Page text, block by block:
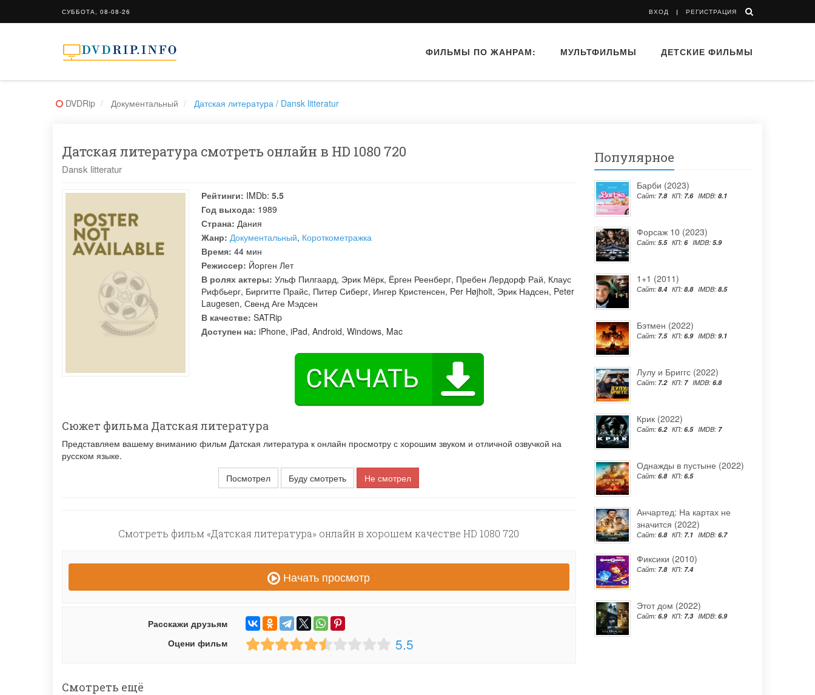
СУББОТА, 08-08-26 ВХОД РЕГИСТРАЦИЯ
ФИЛЬМЫ ПО ЖАНРАМ: МУЛЬТФИЛЬМЫ ДЕТСКИЕ ФИЛЬМЫ
DVDRip Документальный Датская литература / Dansk litteratur
Датская литература смотреть онлайн в HD 1080 720
Dansk litteratur
Рейтинги: IMDb: 5.5
Год выхода: 1989
Страна: Дания
Жанр: Документальный, Короткометражка
Время: 44 мин
Режиссер: Йорген Лет
В ролях актеры: Ульф Пилгаард, Эрик Мёрк, Ёрген Реенберг, Пребен Лердорф Рай, Клаус
Рифбьерг, Биргитте Прайс, Питер Сиберг, Ингер Кристенсен, Per Højholt, Эрик Надсен, Peter
Laugesen, Свенд Аге Мэдсен
В качестве: SATRip
Доступен на: iPhone, iPad, Android, Windows, Mac
Сюжет фильма Датская литература
Представляем вашему вниманию фильм Датская литература к онлайн просмотру с хорошим звуком и отличной озвучкой на
русском языке.
Посмотрел
Буду смотреть Не смотрел
Смотреть фильм «Датская литература» онлайн в хорошем качестве HD 1080 720
Начать просмотр
Расскажи друзьям
Оцени фильм
5.5
Смотреть ещё
Популярное
Барби (2023)
Сайт: 7.8 КП: 7.6 IMDB: 8.1
Форсаж 10 (2023)
Сайт: 5.5 КП: 6 IMDB: 5.9
1+1 (2011)
Сайт: 8.4 КП: 8.8 IMDB: 8.5
Бэтмен (2022)
Сайт: 7.5 КП: 6.9 IMDB: 9.1
Лулу и Бриггс (2022)
Сайт: 7.2 КП: 7 IMDB: 6.8
Крик (2022)
Сайт: 6.2 КП: 6.5 IMDB: 7
Однажды в пустыне (2022)
Сайт: 6.8 КП: 6.5
Анчартед: На картах не
значится (2022)
Сайт: 6.8 КП: 7.1 IMDB: 6.7
Фиксики (2010)
Сайт: 7.8 КП: 7.4
Этот дом (2022)
Сайт: 6.9 КП: 7.3 IMDB: 6.9